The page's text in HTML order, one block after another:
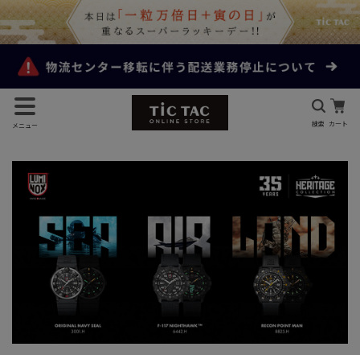
メニュー 検索 カート